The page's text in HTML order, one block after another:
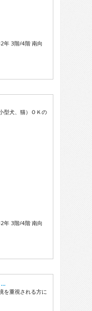
年 3階/4階 南向
型犬、猫）ＯＫの
年 3階/4階 南向
…
を重視される方に